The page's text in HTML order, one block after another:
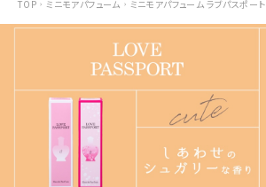
TOP ミニモアパフューム ミニモアパフューム ラブパスポート